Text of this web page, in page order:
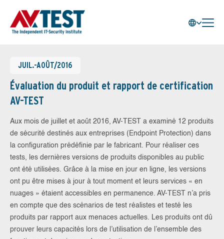
JUIL.-AOÛT/2016
Évaluation du produit et rapport de certification
AV-TEST
Aux mois de juillet et août 2016, AV-TEST a examiné 12 produits
de sécurité destinés aux entreprises (Endpoint Protection) dans
la configuration prédéfinie par le fabricant. Pour réaliser ces
tests, les dernières versions de produits disponibles au public
ont été utilisées. Grâce à la mise en jour en ligne, les versions
ont pu être mises à jour à tout moment et leurs services « en
nuages » étaient accessibles en permanence. AV-TEST n’a pris
en compte que des scénarios de test réalistes et testé les
produits par rapport aux menaces actuelles. Les produits ont dû
prouver leurs capacités lors de l’utilisation de l’ensemble des